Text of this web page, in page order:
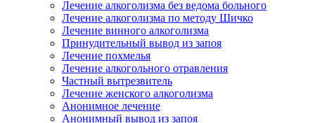
Лечение алкоголизма без ведома больного
Лечение алкоголизма по методу Шичко
Лечение винного алкоголизма
Принудительный вывод из запоя
Лечение похмелья
Лечение алкогольного отравления
Частный вытрезвитель
Лечение женского алкоголизма
Анонимное лечение
Анонимный вывод из запоя